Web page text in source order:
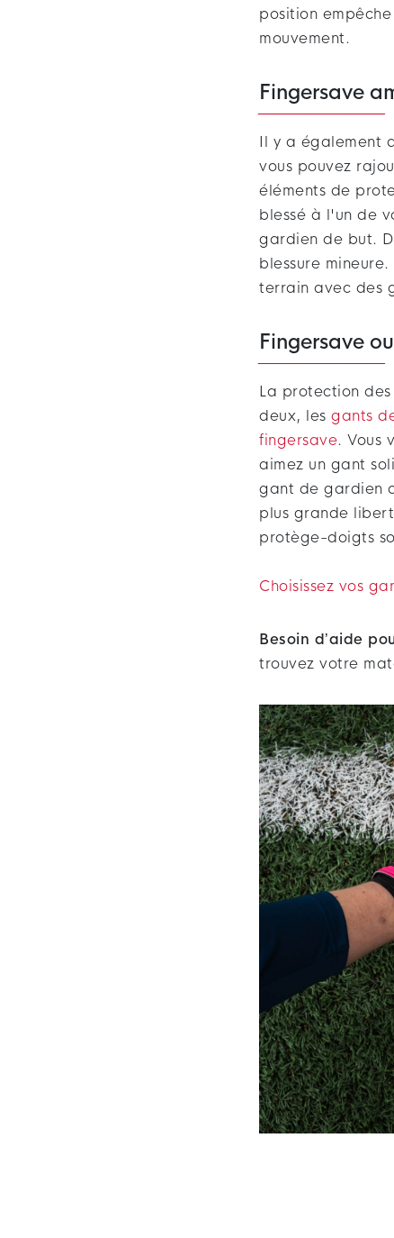
position
mouvement.
Fingersave
Il y a également
vous pouvez
éléments de
blessé à l'un de
gardien de but.
blessure
terrain avec des
Fingersave
La protection
deux, les gants
fingersave. Vous
aimez un gant
gant de gardien
plus grande
protège-doigts
Choisissez vos
Besoin d’aide
trouvez votre